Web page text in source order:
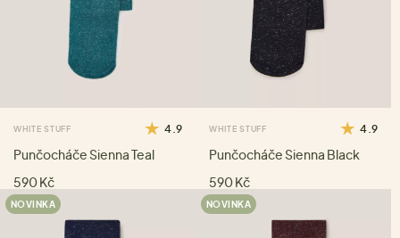
WHITE STUFF 4.9
Punčocháče Sienna Teal
590 Kč
WHITE STUFF 4.9
Punčocháče Sienna Black
590 Kč
NOVINKA NOVINKA